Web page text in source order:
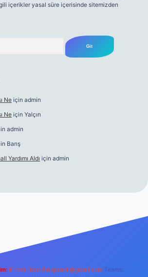
içerikler yasal süre içerisinde sitemizden
Neiçin admin
Neiçin Yalçın
admin
Barış
Yardımı Aldı için admin
E-mail: backlinkpaneli@gmail.com Teams: